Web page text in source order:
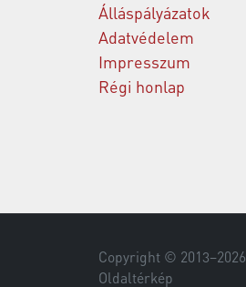
Álláspályázatok
Adatvédelem
Impresszum
Régi honlap
Copyright © 2013–2026
Oldaltérkép